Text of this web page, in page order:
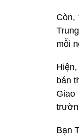
Còn,
mỗi
bán
Giao
Bạn